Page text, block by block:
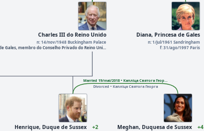
Married 19/mai/2018 • Капліца Святога Геор…
Divorced • Капліца Святога Георга
Charles III do Reino Unido
n: 14/nov/1948 Buckingham Palace
Gales, membro do Conselho Privado do Reino Uni…
Diana, Princesa de Gales
n: 1/jul/1961 Sandringham
f: 31/ago/1997 Paris
Meghan, Duquesa de Sussex +4
Henrique, Duque de Sussex +2